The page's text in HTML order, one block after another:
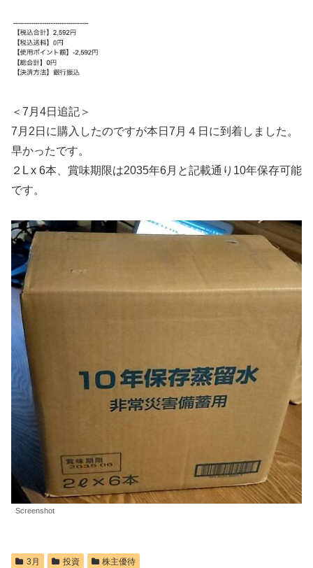
＜7月4日追記＞
7月2日に購入したのですが本日7月４日に到着しました。
早かったです。
２L x 6本、賞味期限は2035年6月と記載通り10年保存可能
です。
Screenshot
3月 投資 株主優待